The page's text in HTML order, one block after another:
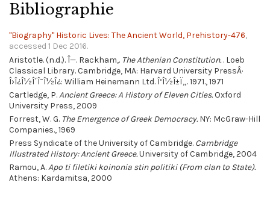
Bibliographie
"Biography" Historic Lives: The Ancient World, Prehistory-476,
accessed 1 Dec 2016.
Aristotle. (n.d.). Î—. Rackham,. The Athenian Constitution.. Loeb
Classical Library. Cambridge, MA: Harvard University PressÂ·
Î›Î¿Î½Î´Î¯Î½Î¿: William Heinemann Ltd. Î‘Î½Î±Ï„. 1971., 1971
Cartledge, P.Ancient Greece: A History of Eleven Cities.Oxford
University Press, 2009
Forrest, W. G. The Emergence of Greek Democracy.NY: McGraw-Hill
Companies., 1969
Press Syndicate of the University of Cambridge. Cambridge
Illustrated History: Ancient Greece.University of Cambridge, 2004
Ramou, A.Apo ti filetiki koinonia stin politiki (From clan to State).
Athens: Kardamitsa, 2000